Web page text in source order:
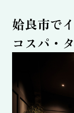
姶良市で
コスパ・